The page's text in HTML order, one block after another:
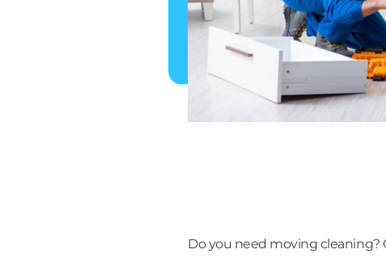
Do you need moving cleaning?